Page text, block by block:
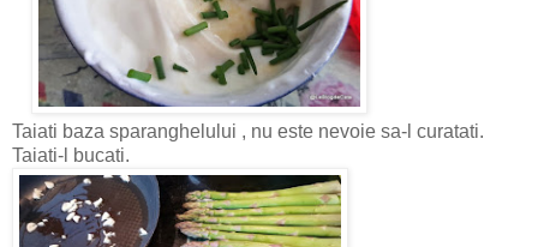
Taiati baza sparanghelului , nu este nevoie sa-l curatati.
Taiati-l bucati.